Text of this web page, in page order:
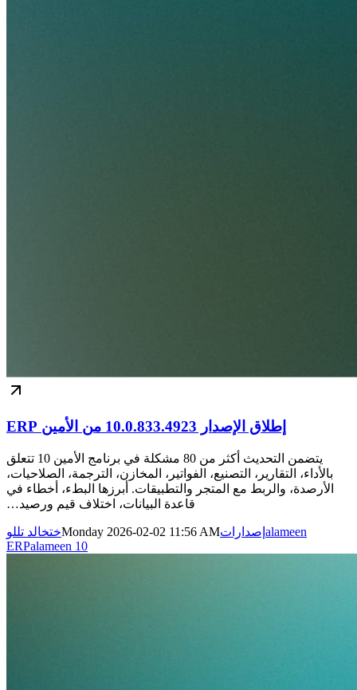
إطلاق الإصدار 10.0.833.4923 من الأمين ERP
يتضمن التحديث أكثر من 80 مشكلة في برنامج الأمين 10 تتعلق
بالأداء، التقارير، التصنيع، الفواتير، المخازن، الترجمة، الصلاحيات،
الأرصدة، والربط مع المتجر والتطبيقات. أبرزها البطء، أخطاء في
قاعدة البيانات، اختلاف قيم ورصيد…
ختخالد تللو Monday 2026-02-02 11:56 AMإصدارات alameen
ERPalameen 10